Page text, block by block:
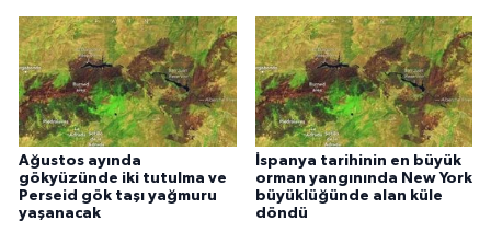
Ağustos ayında
gökyüzünde iki tutulma ve
Perseid gök taşı yağmuru
yaşanacak
İspanya tarihinin en büyük
orman yangınında New York
büyüklüğünde alan küle
döndü